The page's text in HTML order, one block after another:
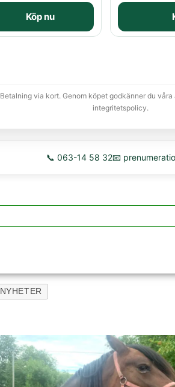
Köp nu
Betalning via kort. Genom köpet godkänner du
integritetspolicy.
📞 063-14 58 32📧
NYHETER